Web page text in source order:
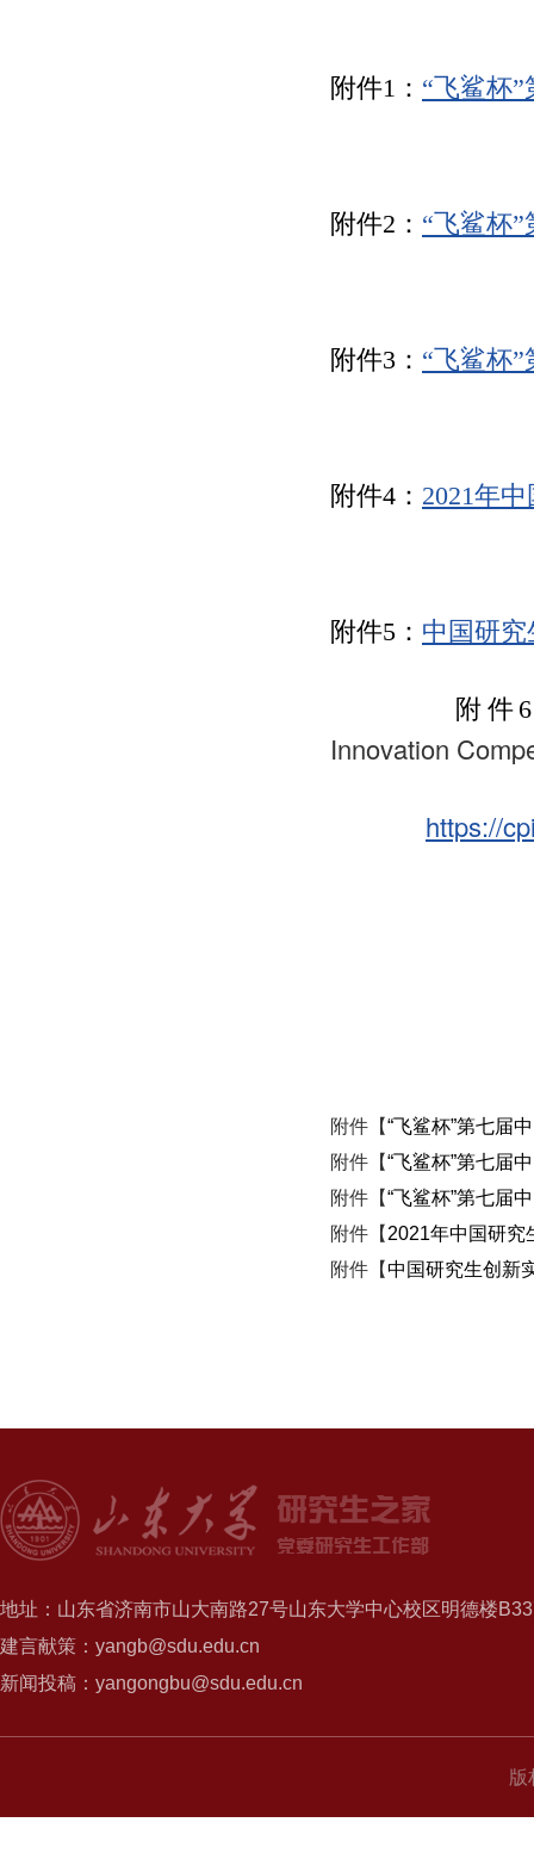
附件1： “飞鲨杯
附件2： “飞鲨杯
附件3： “飞鲨杯
附件4： 2021年
附件5： 中国研
附件6
Innovation
https://
附件【“飞鲨杯”第七届
附件【“飞鲨杯”第七届
附件【“飞鲨杯”第七届
附件【2021年中国研究
附件【中国研究生创新
地址：山东省济南市山大南路27号山东大学中心校区明德楼
建言献策：yangb@sdu.edu.cn
新闻投稿：yangongbu@sdu.edu.cn
版